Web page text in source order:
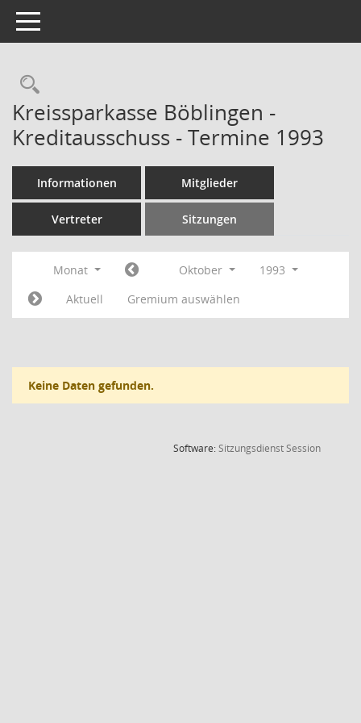
Toggle navigation
Rechercheauswahl
Kreissparkasse Böblingen -
Kreditausschuss - Termine 1993
Informationen Mitglieder
Vertreter Sitzungen
Monat Oktober
1993
Aktuell
Gremium auswählen
Keine Daten gefunden.
Software:SitzungsdienstSession(Wird in